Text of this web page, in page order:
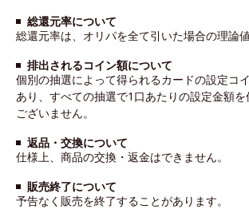
総還元率について
総還元率は、オリパを全て引いた場合の理論値
排出されるコイン額について
個別の抽選によって得られるカードの設定コ
あり、すべての抽選で1口あたりの設定金額
ございません。
返品・交換について
仕様上、商品の交換・返金はできません。
販売終了について
予告なく販売を終了することがあります。